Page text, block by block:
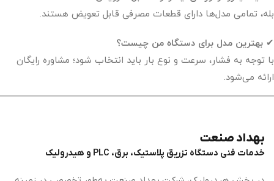
بله، تمامی مدل‌ها دارای قطعات مصرفی قابل تعویض هستند.
✔ بهترین مدل برای دستگاه من چیست؟
با توجه به فشار، سرعت و نوع بار باید انتخاب شود؛ مشاوره رایگان
ارائه می‌شود.
بهداد صنعت
خدمات فنی دستگاه تزریق پلاستیک، برق، PLC و هیدرولیک